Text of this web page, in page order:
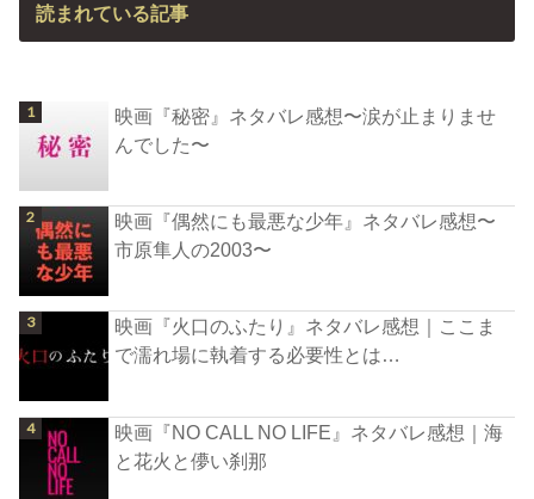
読まれている記事
映画『秘密』ネタバレ感想〜涙が止まりませ
んでした〜
映画『偶然にも最悪な少年』ネタバレ感想〜
市原隼人の2003〜
映画『火口のふたり』ネタバレ感想｜ここま
で濡れ場に執着する必要性とは…
映画『NO CALL NO LIFE』ネタバレ感想｜海
と花火と儚い刹那